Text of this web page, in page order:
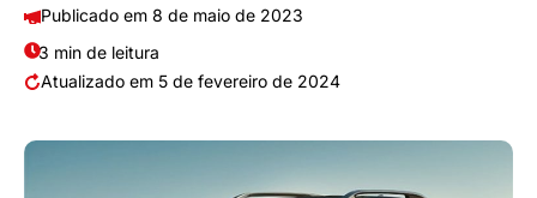
8 de maio de 2023
3 min de leitura
5 de fevereiro de 2024